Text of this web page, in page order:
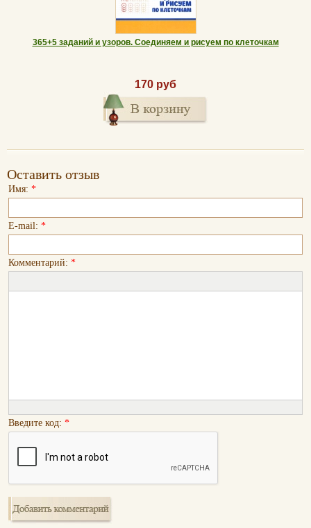
365+5 заданий и узоров. Соединяем и рисуем по клеточкам
170 руб
Оставить отзыв
Имя: *
E-mail: *
Комментарий: *
Введите код: *